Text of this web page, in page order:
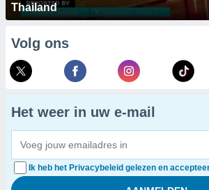
Thailand
Volg ons
Het weer in uw e-mail
Ik heb het Privacybeleid gelezen en